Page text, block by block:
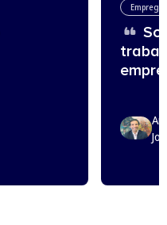
Emprego